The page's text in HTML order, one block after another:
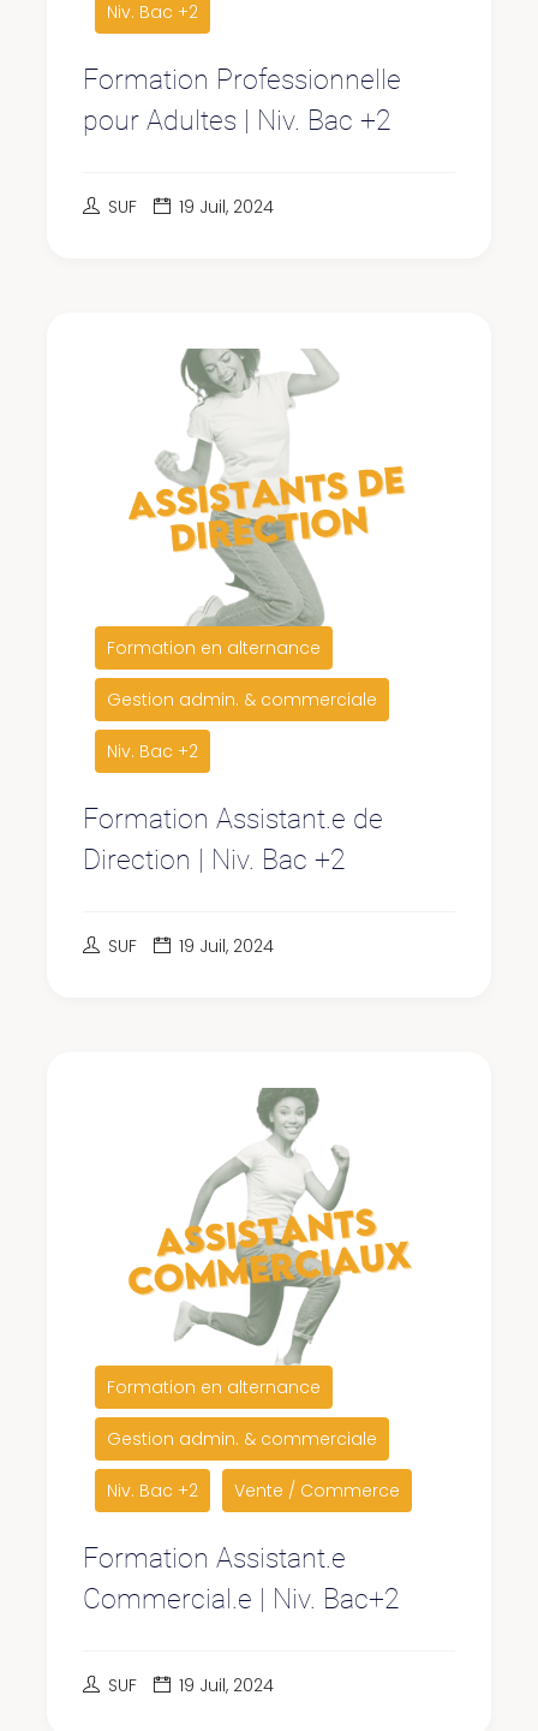
Niv. Bac +2
Formation Professionnelle
pour Adultes | Niv. Bac +2
SUF 19 Juil, 2024
Formation en alternance
Gestion admin. & commerciale
Niv. Bac +2
Formation Assistant.e de
Direction | Niv. Bac +2
SUF 19 Juil, 2024
Formation en alternance
Gestion admin. & commerciale
Niv. Bac +2 Vente / Commerce
Formation Assistant.e
Commercial.e | Niv. Bac+2
SUF 19 Juil, 2024